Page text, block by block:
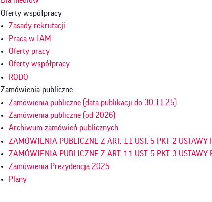
Oferty współpracy
Zasady rekrutacji
Praca w IAM
Oferty pracy
Oferty współpracy
RODO
Zamówienia publiczne
Zamówienia publiczne (data publikacji do 30.11.25)
Zamówienia publiczne (od 2026)
Archiwum zamówień publicznych
ZAMÓWIENIA PUBLICZNE Z ART. 11 UST. 5 PKT 2 USTAWY
ZAMÓWIENIA PUBLICZNE Z ART. 11 UST. 5 PKT 3 USTAWY
Zamówienia Prezydencja 2025
Plany